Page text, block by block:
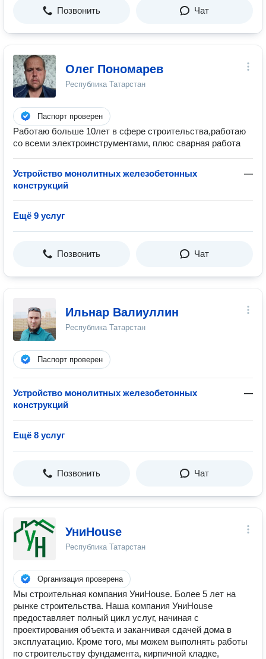
Позвонить Чат
Олег Пономарев
Республика Татарстан
Паспорт проверен
Работаю больше 10лет в сфере строительства,работаю
со всеми электроинструментами, плюс сварная работа
Устройство монолитных железобетонных
конструкций
—
Ещё 9 услуг
Позвонить Чат
Ильнар Валиуллин
Республика Татарстан
Паспорт проверен
Устройство монолитных железобетонных
конструкций
—
Ещё 8 услуг
Позвонить Чат
УниHouse
Республика Татарстан
Организация проверена
Мы строительная компания УниHouse. Более 5 лет на
рынке строительства. Наша компания УниHouse
предоставляет полный цикл услуг, начиная с
проектирования объекта и заканчивая сдачей дома в
эксплуатацию. Кроме того, мы можем выполнять работы
по строительству фундамента, кирпичной кладке,